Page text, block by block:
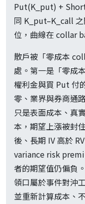
Put(K_put) +
同 K_put–K_call
位，曲線在 collar
散戶被「零成本
處。第一是「零成
權利金與買 Put 付
零、業界與券商通
只是表面成本、真
本，期望上漲被封
後、長期 IV 高於
variance risk
者的期望值仍偏負
領口屬於事件對沖
並重新計算成本、